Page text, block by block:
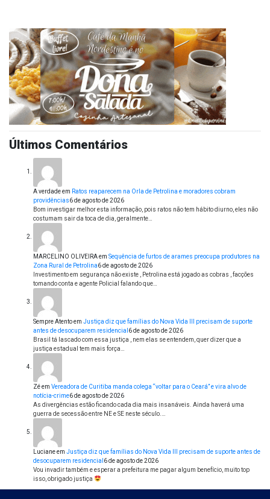
Últimos Comentários
A verdadeem Ratos reaparecem na Orla de Petrolina e moradores cobram
providências6 de agosto de 2026
Bom investigar melhor esta informação, pois ratos não tem hábito diurno, eles não
costumam sair da toca de dia, geralmente…
MARCELINO OLIVEIRAem Sequência de furtos de arames preocupa produtores na
Zona Rural de Petrolina6 de agosto de 2026
Investimento em segurança não existe , Petrolina está jogado as cobras , facções
tomando conta e agente Policial falando que…
Sempre Atentoem Justiça diz que famílias do Nova Vida III precisam de suporte
antes de desocuparem residencial 6 de agosto de 2026
Brasil tá lascado com essa justiça , nem elas se entendem, quer dizer que a
justiça estadual tem mais força…
Zéem Vereadora de Curitiba manda colega “voltar para o Ceará” e vira alvo de
notícia-crime6 de agosto de 2026
As divergências estão ficando cada dia mais insanáveis. Ainda haverá uma
guerra de secessão entre NE e SE neste século.…
Lucianeem Justiça diz que famílias do Nova Vida III precisam de suporte antes de
desocuparem residencial 6 de agosto de 2026
Vou invadir também e esperar a prefeitura me pagar algum benefício, muito top
isso, obrigado justiça